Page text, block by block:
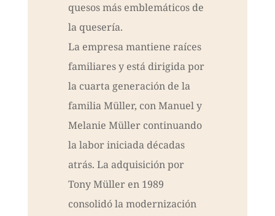
quesos más emblemáticos de
la quesería.
La empresa mantiene raíces
familiares y está dirigida por
la cuarta generación de la
familia Müller, con Manuel y
Melanie Müller continuando
la labor iniciada décadas
atrás. La adquisición por
Tony Müller en 1989
consolidó la modernización